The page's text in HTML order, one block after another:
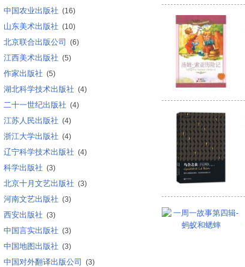
中国农业出版社 (16)
山东美术出版社 (10)
北京联合出版公司 (6)
江西美术出版社 (5)
作家出版社 (5)
湖北科学技术出版社 (4)
二十一世纪出版社 (4)
江苏人民出版社 (4)
浙江大学出版社 (4)
辽宁科学技术出版社 (4)
科学出版社 (3)
北京十月文艺出版社 (3)
河南文艺出版社 (3)
西安出版社 (3)
中国言实出版社 (3)
中国地图出版社 (3)
中国对外翻译出版公司 (3)